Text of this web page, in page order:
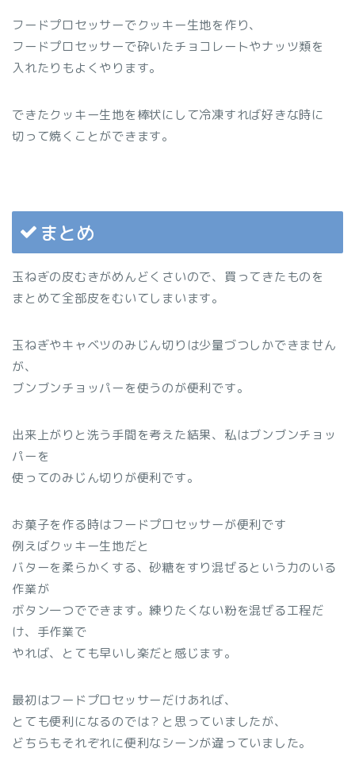
フードプロセッサーでクッキー生地を作り、
フードプロセッサーで砕いたチョコレートやナッツ類を
入れたりもよくやります。
できたクッキー生地を棒状にして冷凍すれば好きな時に
切って焼くことができます。
まとめ
玉ねぎの皮むきがめんどくさいので、買ってきたものを
まとめて全部皮をむいてしまいます。
玉ねぎやキャベツのみじん切りは少量づつしかできません
が、
ブンブンチョッパーを使うのが便利です。
出来上がりと洗う手間を考えた結果、私はブンブンチョッ
パーを
使ってのみじん切りが便利です。
お菓子を作る時はフードプロセッサーが便利です
例えばクッキー生地だと
バターを柔らかくする、砂糖をすり混ぜるという力のいる
作業が
ボタン一つでできます。練りたくない粉を混ぜる工程だ
け、手作業で
やれば、とても早いし楽だと感じます。
最初はフードプロセッサーだけあれば、
とても便利になるのでは？と思っていましたが、
どちらもそれぞれに便利なシーンが違っていました。